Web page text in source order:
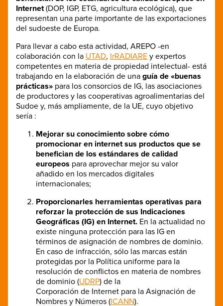
Internet(DOP, IGP, ETG, agricultura ecológica), que
representan una parte importante de las exportaciones
del sudoeste de Europa.
Para llevar a cabo esta actividad, AREPO -en
colaboración con la UTAD, IrRADIARE y expertos
competentes en materia de propiedad intelectual- está
trabajando en la elaboración de una guía de «buenas
prácticas» para los consorcios de IG, las asociaciones
de productores y las cooperativas agroalimentarias del
Sudoe y, más ampliamente, de la UE, cuyo objetivo
sería :
Mejorar su conocimiento sobre cómo
promocionar en internet sus productos que se
benefician de los estándares de calidad
europeos para aprovechar mejor su valor
añadido en los mercados digitales
internacionales;
Proporcionarles herramientas operativas para
reforzar la protección de sus Indicaciones
Geográficas (IG) en Internet. En la actualidad no
existe ninguna protección para las IG en
términos de asignación de nombres de dominio.
En caso de infracción, sólo las marcas están
protegidas por la Política uniforme para la
resolución de conflictos en materia de nombres
de dominio (UDRP) de la
Corporación de Internet para la Asignación de
Nombres y Números (ICANN).